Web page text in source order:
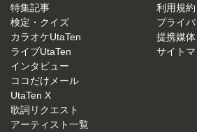
特集記事
検定・クイズ
カラオケUtaTen
ライブUtaTen
インタビュー
ココだけメール
UtaTen X
歌詞リクエスト
アーティスト一覧
利用規約
プライ
提携媒体
サイト